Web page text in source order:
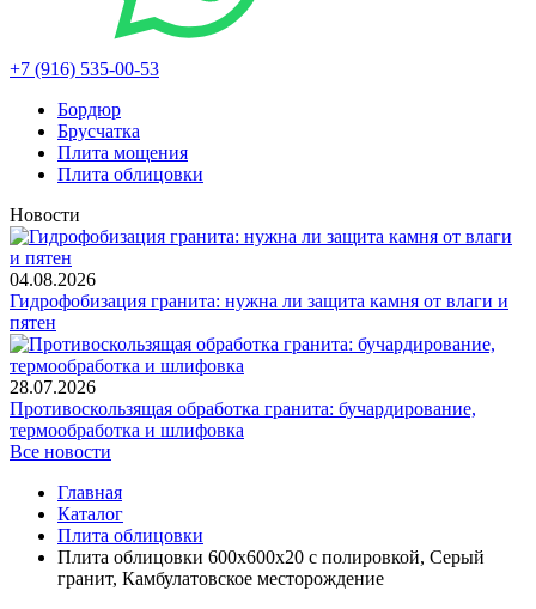
+7 (916) 535-00-53
Бордюр
Брусчатка
Плита мощения
Плита облицовки
Новости
04.08.2026
Гидрофобизация гранита: нужна ли защита камня от влаги и
пятен
28.07.2026
Противоскользящая обработка гранита: бучардирование,
термообработка и шлифовка
Все новости
Главная
Каталог
Плита облицовки
Плита облицовки 600x600x20 с полировкой, Серый
гранит, Камбулатовское месторождение